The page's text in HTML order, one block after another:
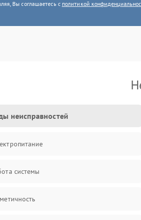
Вы соглашаетесь с политикой
неисправностей
системы